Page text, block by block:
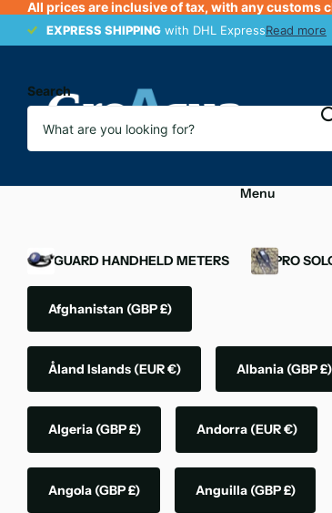
All prices are inclusive of tax, with any customs
EXPRESS SHIPPING with DHL ExpressRead more
EXPRESS SHIPPING
Search
Menu
OXYGUARD HANDHELD METERS YSI PRO
Afghanistan (GBP £)
Åland Islands (EUR €) Albania (GBP £)
Algeria (GBP £) Andorra (EUR €)
Angola (GBP £) Anguilla (GBP £)